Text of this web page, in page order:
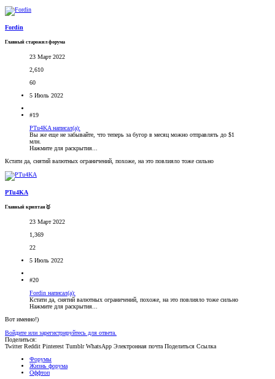
Fordin
Главный старожил форума
23 Март 2022
2,610
60
5 Июль 2022
#19
PTu4KA написал(а):
Вы же еще не забывайте, что теперь за бугор в месяц можно отправлять до $1
млн.
Нажмите для раскрытия...
Кстати да, снятий валютных ограничений, похоже, на это повлияло тоже сильно
PTu4KA
Главный криптан🥇
23 Март 2022
1,369
22
5 Июль 2022
#20
Fordin написал(а):
Кстати да, снятий валютных ограничений, похоже, на это повлияло тоже сильно
Нажмите для раскрытия...
Вот именно!)
Войдите или зарегистрируйтесь для ответа.
Поделиться:
Twitter Reddit Pinterest Tumblr WhatsApp Электронная почта Поделиться Ссылка
Форумы
Жизнь форума
Оффтоп